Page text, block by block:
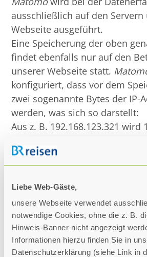
Liebe Web-Gäste,
unsere Webseite verwendet
notwendige Cookies, ohne die z. B.
Hinweis-Banner nicht angezeigt
Informationen hierzu finden Sie in
Datenschutzerklärung (siehe Link in
ausschließlich auf den Servern
Webseite ausgeführt.
Eine Speicherung der oben
findet ebenfalls nur auf den
unserer Webseite statt.
konfiguriert, dass vor dem
zwei sogenannte Bytes der IP-
werden, was sich so darstellt:
Aus z. B. 192.168.123.321 wird
gekürzten IP-Adresse zum
nicht mehr möglich. Eine
an Dritte erfolgt nicht!
5.2.4. Rechtsgrundlagen für
Verarbeitung
Die Verarbeitung
nach Art. 6 Abs. 1 DSGVO nur